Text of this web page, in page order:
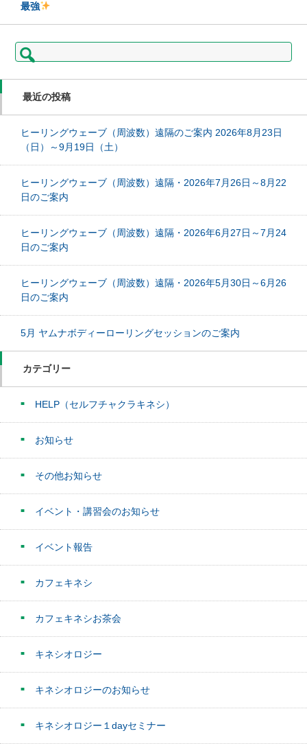
最強
検
索:
最近の投稿
ヒーリングウェーブ（周波数）遠隔のご案内 2026年8月23日
（日）～9月19日（土）
ヒーリングウェーブ（周波数）遠隔・2026年7月26日～8月22
日のご案内
ヒーリングウェーブ（周波数）遠隔・2026年6月27日～7月24
日のご案内
ヒーリングウェーブ（周波数）遠隔・2026年5月30日～6月26
日のご案内
5月 ヤムナボディーローリングセッションのご案内
カテゴリー
HELP（セルフチャクラキネシ）
お知らせ
その他お知らせ
イベント・講習会のお知らせ
イベント報告
カフェキネシ
カフェキネシお茶会
キネシオロジー
キネシオロジーのお知らせ
キネシオロジー１dayセミナー